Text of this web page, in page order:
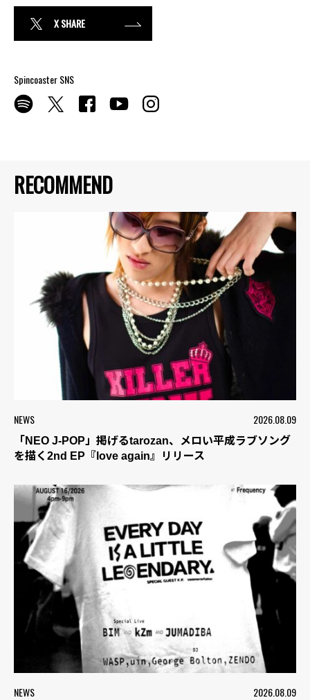
RECOMMEND
NEWS 2026.08.09
「NEO J-POP」掲げるtarozan、メロい平成ラブソング
を描く2nd EP『love again』リリース
NEWS 2026.08.09
X SHARE
Spincoaster SNS